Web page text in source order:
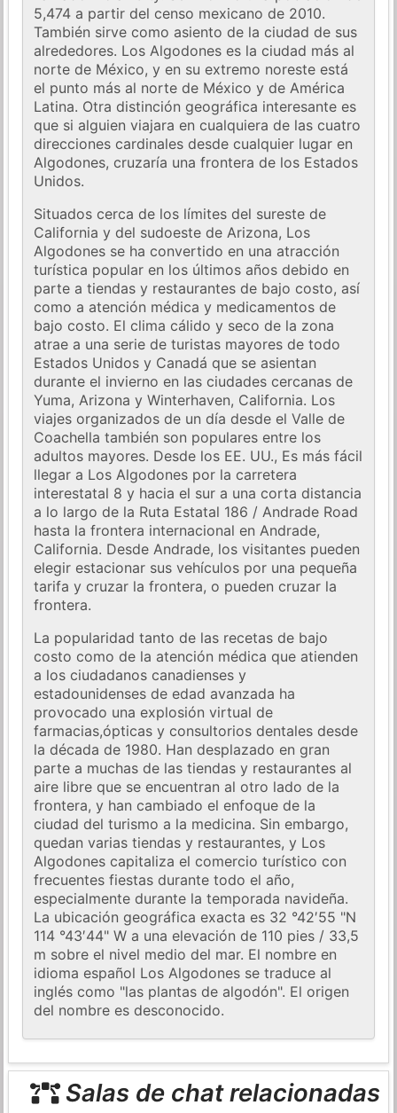
5,474 a partir del censo mexicano de 2010.
También sirve como asiento de la ciudad de sus
alrededores. Los Algodones es la ciudad más al
norte de México, y en su extremo noreste está
el punto más al norte de México y de América
Latina. Otra distinción geográfica interesante es
que si alguien viajara en cualquiera de las cuatro
direcciones cardinales desde cualquier lugar en
Algodones, cruzaría una frontera de los Estados
Unidos.
Situados cerca de los límites del sureste de
California y del sudoeste de Arizona, Los
Algodones se ha convertido en una atracción
turística popular en los últimos años debido en
parte a tiendas y restaurantes de bajo costo, así
como a atención médica y medicamentos de
bajo costo. El clima cálido y seco de la zona
atrae a una serie de turistas mayores de todo
Estados Unidos y Canadá que se asientan
durante el invierno en las ciudades cercanas de
Yuma, Arizona y Winterhaven, California. Los
viajes organizados de un día desde el Valle de
Coachella también son populares entre los
adultos mayores. Desde los EE. UU., Es más fácil
llegar a Los Algodones por la carretera
interestatal 8 y hacia el sur a una corta distancia
a lo largo de la Ruta Estatal 186 / Andrade Road
hasta la frontera internacional en Andrade,
California. Desde Andrade, los visitantes pueden
elegir estacionar sus vehículos por una pequeña
tarifa y cruzar la frontera, o pueden cruzar la
frontera.
La popularidad tanto de las recetas de bajo
costo como de la atención médica que atienden
a los ciudadanos canadienses y
estadounidenses de edad avanzada ha
provocado una explosión virtual de
farmacias,ópticas y consultorios dentales desde
la década de 1980. Han desplazado en gran
parte a muchas de las tiendas y restaurantes al
aire libre que se encuentran al otro lado de la
frontera, y han cambiado el enfoque de la
ciudad del turismo a la medicina. Sin embargo,
quedan varias tiendas y restaurantes, y Los
Algodones capitaliza el comercio turístico con
frecuentes fiestas durante todo el año,
especialmente durante la temporada navideña.
La ubicación geográfica exacta es 32 °42′55 "N
114 °43′44" W a una elevación de 110 pies / 33,5
m sobre el nivel medio del mar. El nombre en
idioma español Los Algodones se traduce al
inglés como "las plantas de algodón". El origen
del nombre es desconocido.
Salas de chat relacionadas